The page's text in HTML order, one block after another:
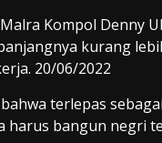
Kompol Denny
kurang
20/06/2022
terlepas
harus bangun negri